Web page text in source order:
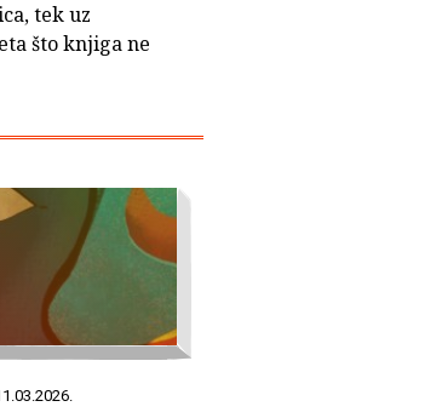
tek uz
što knjiga ne